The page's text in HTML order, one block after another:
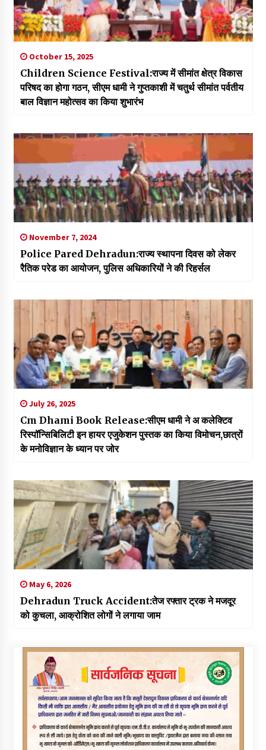
October 15, 2025
Children Science Festival:राज्य में सीमांत क्षेत्र विकास
परिषद का होगा गठन, सीएम धामी ने गुप्तकाशी में चतुर्थ सीमांत पर्वतीय
बाल विज्ञान महोत्सव का किया शुभारंभ
November 7, 2024
Police Pared Dehradun:राज्य स्थापना दिवस को लेकर
रैतिक परेड का आयोजन, पुलिस अधिकारियों ने की रिहर्सल
July 26, 2025
Cm Dhami Book Release:सीएम धामी ने अ कलेक्टिव
रिस्पॉन्सिबिलिटी इन हायर एजुकेशन पुस्तक का किया विमोचन,छात्रों
के मनोविज्ञान के ध्यान पर जोर
May 6, 2026
Dehradun Truck Accident:तेज रफ्तार ट्रक ने मजदूर
को कुचला, आक्रोशित लोगों ने लगाया जाम